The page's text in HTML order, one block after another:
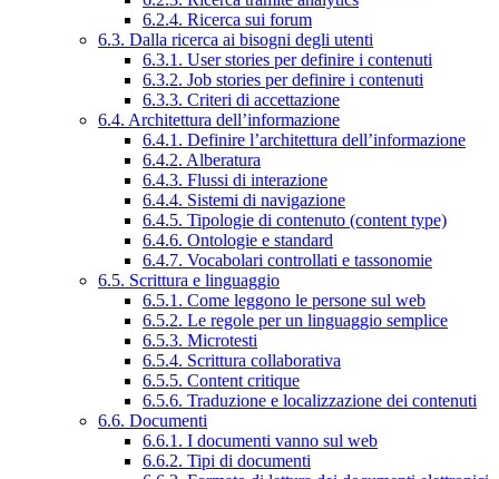
6.2.4. Ricerca sui forum
6.3. Dalla ricerca ai bisogni degli utenti
6.3.1. User stories per definire i contenuti
6.3.2. Job stories per definire i contenuti
6.3.3. Criteri di accettazione
6.4. Architettura dell’informazione
6.4.1. Definire l’architettura dell’informazione
6.4.2. Alberatura
6.4.3. Flussi di interazione
6.4.4. Sistemi di navigazione
6.4.5. Tipologie di contenuto (content type)
6.4.6. Ontologie e standard
6.4.7. Vocabolari controllati e tassonomie
6.5. Scrittura e linguaggio
6.5.1. Come leggono le persone sul web
6.5.2. Le regole per un linguaggio semplice
6.5.3. Microtesti
6.5.4. Scrittura collaborativa
6.5.5. Content critique
6.5.6. Traduzione e localizzazione dei contenuti
6.6. Documenti
6.6.1. I documenti vanno sul web
6.6.2. Tipi di documenti